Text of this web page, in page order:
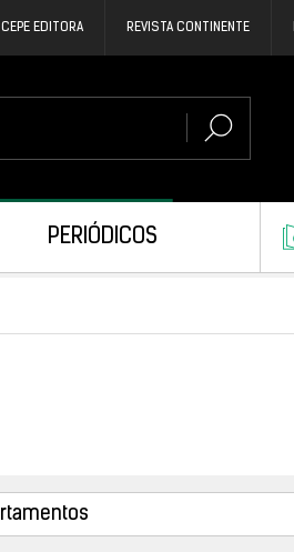
CEPE EDITORA REVISTA CONTINENTE
PERIÓDICOS